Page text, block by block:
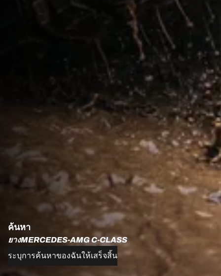
ค้นหา
ยางMERCEDES-AMG C-CLASS
ระบุการค้นหาของฉันให้เสร็จสิ้น